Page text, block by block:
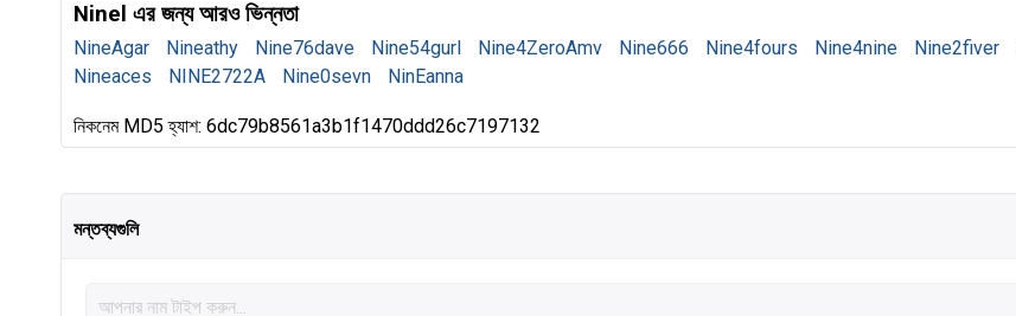
Ninel এর জন্য আরও ভিন্নতা
NineAgar Nineathy Nine76dave Nine54gurl Nine4ZeroAmv Nine666 Nine4fours Nine4nine Nine2fiver
Nineaces
NINE2722A Nine0sevn NinEanna
নিকনেম MD5 হ্যাশ: 6dc79b8561a3b1f1470ddd26c7197132
মন্তব্যগুলি